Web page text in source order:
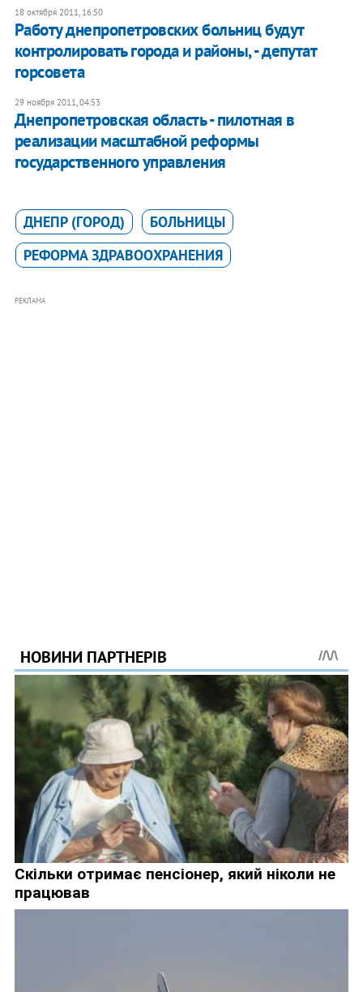
18 октября 2011, 16:50
Работу днепропетровских больниц будут
контролировать города и районы, - депутат
горсовета
29 ноября 2011, 04:53
Днепропетровская область - пилотная в
реализации масштабной реформы
государственного управления
ДНЕПР (ГОРОД)
БОЛЬНИЦЫ
РЕФОРМА ЗДРАВООХРАНЕНИЯ
РЕКЛАМА